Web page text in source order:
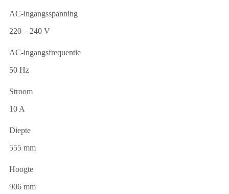
AC-ingangsspanning
220 – 240 V
AC-ingangsfrequentie
50 Hz
Stroom
10 A
Diepte
555 mm
Hoogte
906 mm